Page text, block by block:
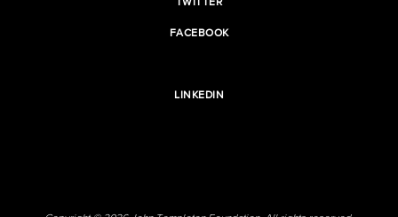
TWITTER
FACEBOOK
LINKEDIN